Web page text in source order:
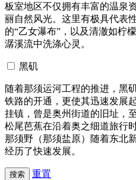
板室地区不仅拥有丰富的温泉
丽自然风光。这里有极具代表
的“乙女瀑布”，以及清澈如柠
潺溪流中洗涤心灵。
黑矶
随着那须运河工程的推进，黑
铁路的开通，更使其迅速发展
挂镇，曾是奥州街道的旧址，
松尾芭蕉在沿着奥之细道旅行
那须野（那须盐原）随着东北
经历了快速发展。
搜索 重置